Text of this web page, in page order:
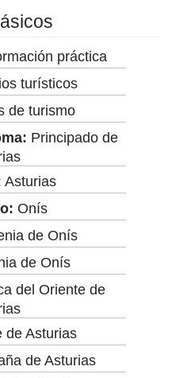
práctica
turísticos
de turismo
Principado de
Asturias
Onís
de Onís
de Onís
del Oriente de
de Asturias
de Asturias